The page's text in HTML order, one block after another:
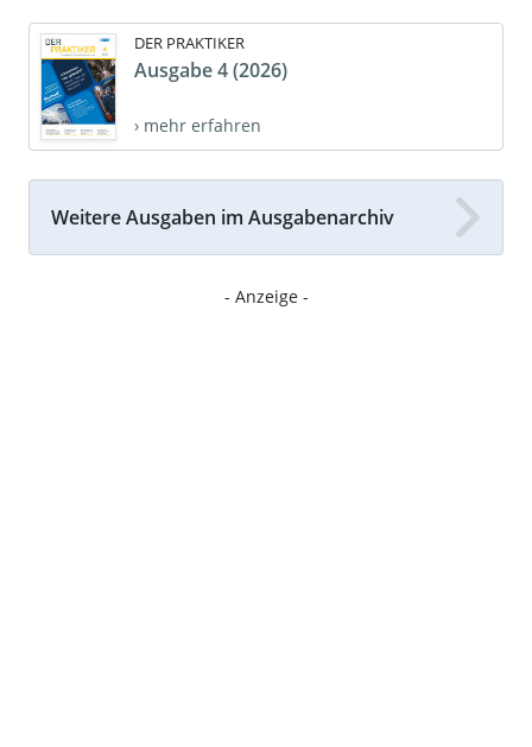
DER PRAKTIKER
Ausgabe 4 (2026)
› mehr erfahren
Weitere Ausgaben im Ausgabenarchiv
- Anzeige -